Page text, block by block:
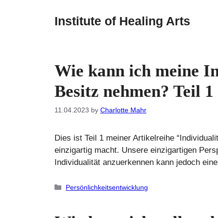
Institute of Healing Arts
Wie kann ich meine
Besitz nehmen? Teil 1
11.04.2023 by Charlotte Mahr
Dies ist Teil 1 meiner Artikelreihe
einzigartig macht. Unsere einzigartigen
Individualität anzuerkennen kann jedoch
Categories
Persönlichkeitsentwicklung